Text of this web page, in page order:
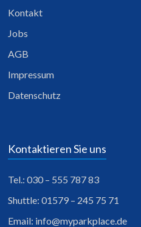
Kontakt
Jobs
AGB
Impressum
Datenschutz
Kontaktieren Sie uns
Tel.: 030 – 555 787 83
Shuttle: 01579 – 245 75 71
Email: info@myparkplace.de